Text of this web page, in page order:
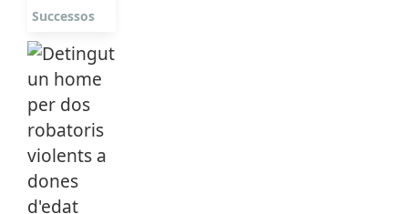
Successos